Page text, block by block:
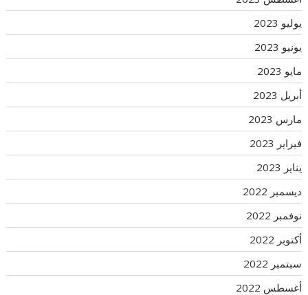
يوليو 2023
يونيو 2023
مايو 2023
أبريل 2023
مارس 2023
فبراير 2023
يناير 2023
ديسمبر 2022
نوفمبر 2022
أكتوبر 2022
سبتمبر 2022
أغسطس 2022